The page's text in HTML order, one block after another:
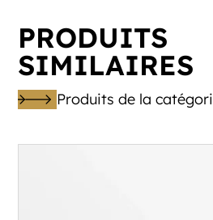
PRODUITS
SIMILAIRES
Produits de la